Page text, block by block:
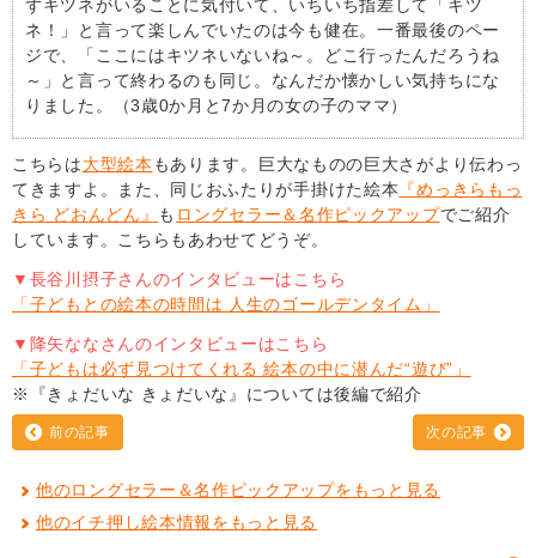
ずキツネがいることに気付いて、いちいち指差して「キツ
ネ！」と言って楽しんでいたのは今も健在。一番最後のペー
ジで、「ここにはキツネいないね～。どこ行ったんだろうね
～」と言って終わるのも同じ。なんだか懐かしい気持ちにな
りました。（3歳0か月と7か月の女の子のママ）
こちらは大型絵本 もあります。巨大なものの巨大さがより伝わっ
てきますよ。また、同じおふたりが手掛けた絵本 『めっきらもっ
きら どおんどん』
も ロングセラー＆名作ピックアップでご紹介
しています。こちらもあわせてどうぞ。
▼長谷川摂子さんのインタビューはこちら
「子どもとの絵本の時間は 人生のゴールデンタイム」
▼降矢ななさんのインタビューはこちら
「子どもは必ず見つけてくれる 絵本の中に潜んだ“遊び”」
※『きょだいな きょだいな』については後編で紹介
前の記事 次の記事
他のロングセラー＆名作ピックアップをもっと見る
他のイチ押し絵本情報をもっと見る